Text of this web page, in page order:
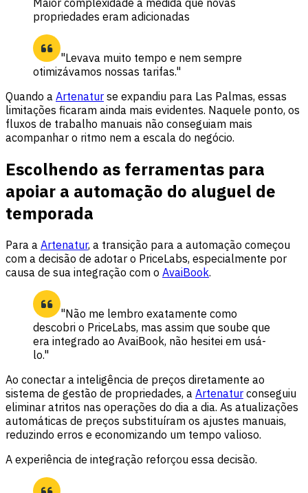
Maior complexidade à medida que novas
propriedades eram adicionadas
"Levava muito tempo e nem sempre
otimizávamos nossas tarifas."
Quando a Artenatur se expandiu para Las Palmas, essas
limitações ficaram ainda mais evidentes. Naquele ponto, os
fluxos de trabalho manuais não conseguiam mais
acompanhar o ritmo nem a escala do negócio.
Escolhendo as ferramentas para
apoiar a automação do aluguel de
temporada
Para a Artenatur, a transição para a automação começou
com a decisão de adotar o PriceLabs, especialmente por
causa de sua integração com o AvaiBook.
"Não me lembro exatamente como
descobri o PriceLabs, mas assim que soube que
era integrado ao AvaiBook, não hesitei em usá-
lo."
Ao conectar a inteligência de preços diretamente ao
sistema de gestão de propriedades, a Artenatur conseguiu
eliminar atritos nas operações do dia a dia. As atualizações
automáticas de preços substituíram os ajustes manuais,
reduzindo erros e economizando um tempo valioso.
A experiência de integração reforçou essa decisão.